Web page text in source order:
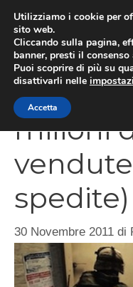
contenuto
milioni
vendute
spedite)
30 Novembre 2011 di
Utilizziamo i cookie per
sito web.
Cliccando sulla pagina,
banner, presti il
Puoi scoprire di più su
disattivarli nelle
Accetta